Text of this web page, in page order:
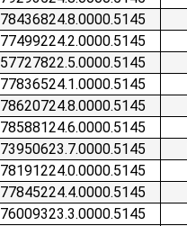
78436824.8.0000.5145
77499224.2.0000.5145
57727822.5.0000.5145
77836524.1.0000.5145
78620724.8.0000.5145
78588124.6.0000.5145
73950623.7.0000.5145
78191224.0.0000.5145
77845224.4.0000.5145
76009323.3.0000.5145